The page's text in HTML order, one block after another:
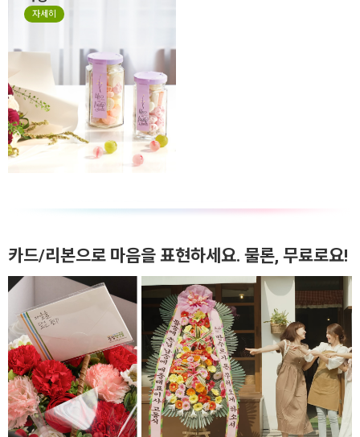
자세히
카드/리본으로 마음을 표현하세요. 물론, 무료로요!